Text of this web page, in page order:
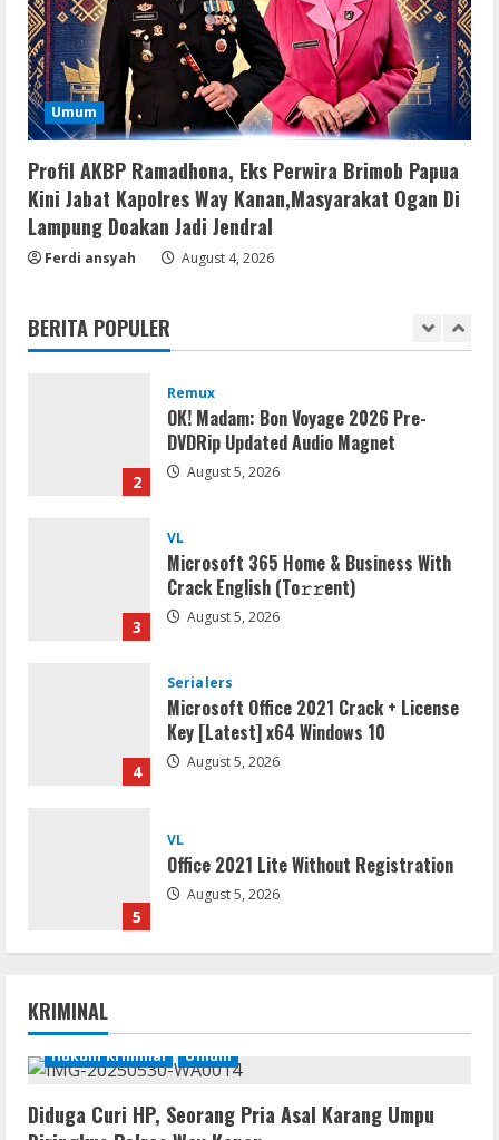
Umum
Profil AKBP Ramadhona, Eks Perwira Brimob Papua
Kini Jabat Kapolres Way Kanan,Masyarakat Ogan Di
Lampung Doakan Jadi Jendral
Ferdi ansyah August 4, 2026
BERITA POPULER
4
Key [Latest] x64 Windows 10
August 5, 2026
5
Office 2021 Lite Without Registration
August 5, 2026
1
VL
Office 2024 Mondo Lite Installer EXE
2
Remux
OK! Madam: Bon Voyage 2026 Pre-
DVDRip Updated Audio Magnet
August 5, 2026
3
VL
Microsoft 365 Home & Business With
Crack English (To𝚛𝚛еnt)
August 5, 2026
4
Serialers
Microsoft Office 2021 Crack + License
Key [Latest] x64 Windows 10
August 5, 2026
5
VL
Office 2021 Lite Without Registration
August 5, 2026
1
To𝚛rent
August 5, 2026
Remux
KRIMINAL
Hukum Kriminal Umum
Diduga Curi HP, Seorang Pria Asal Karang Umpu